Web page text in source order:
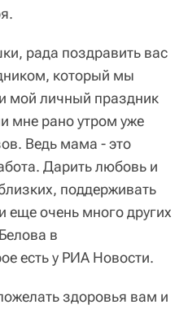
рада поздравить вас
который мы
мой личный праздник
мне рано утром уже
Ведь мама - это
Дарить любовь и
поддерживать
еще очень много других
в
есть у РИА Новости.
здоровья вам и